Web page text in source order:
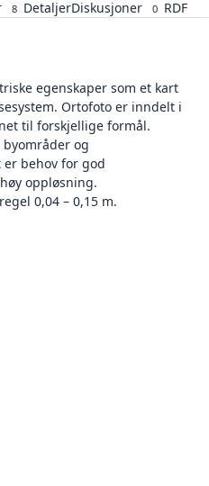
8 DetaljerDiskusjoner 0 RDF
egenskaper som et kart
Ortofoto er inndelt i
til forskjellige formål.
og
behov for god
oppløsning.
0,04 – 0,15 m.